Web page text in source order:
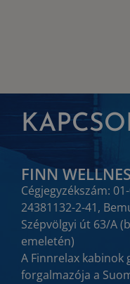
FINN
Cégjegyzékszám:
24381132-2-41,
Szépvölgyi út 63/A
emeletén)
A Finnrelax kabinok
forgalmazója a